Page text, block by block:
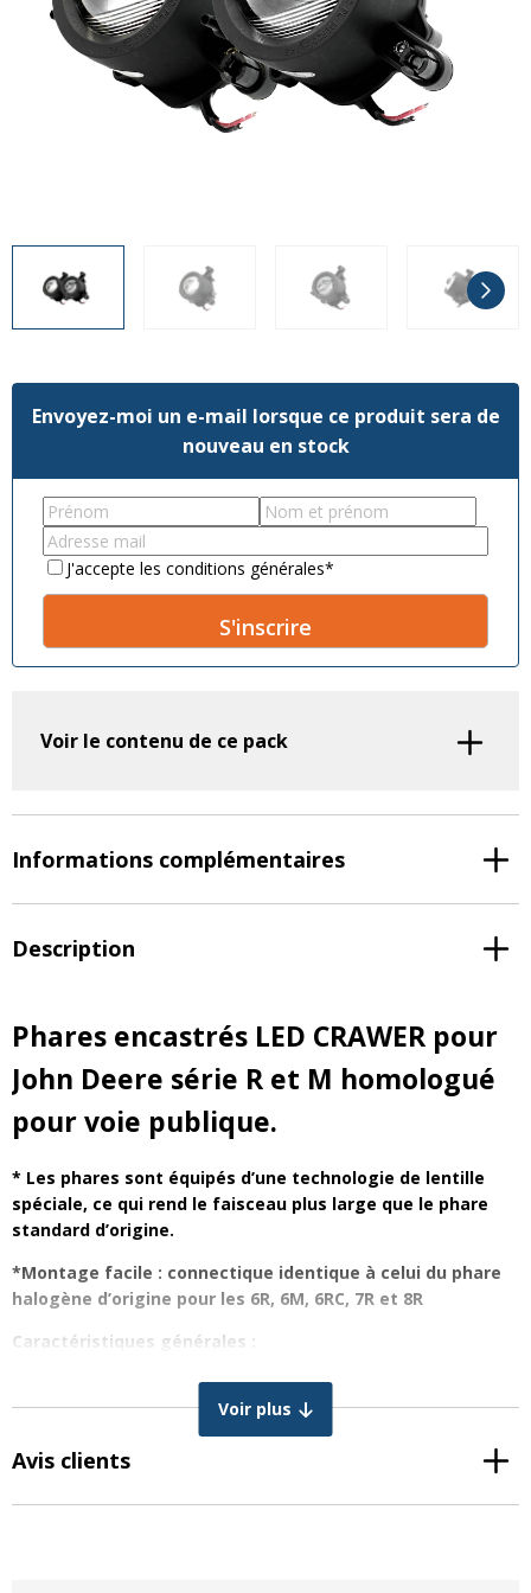
Divers
Questions fréquemment posées
09 70 24 66 76
[email protected]
Divers
Envoyez-moi un e-mail lorsque ce produit sera de
nouveau en stock
First
name*
Last
name*
Email*
Consent*
J'accepte les conditions générales*
e
a
i
:
Voir le contenu de ce pack
Informations complémentaires
Description
Phares encastrés LED CRAWER pour
John Deere série R et M homologué
pour voie publique.
* Les phares sont équipés d’une technologie de lentille
spéciale, ce qui rend le faisceau plus large que le phare
standard d’origine.
*Montage facile : connectique identique à celui du phare
halogène d’origine pour les 6R, 6M, 6RC, 7R et 8R
Caractéristiques générales :
Boîtier : Aluminium enduit de poudre
Fonctions : Feux de croisement
Connexion : identique au phare halogène d’origine
Voir plus
Avis clients